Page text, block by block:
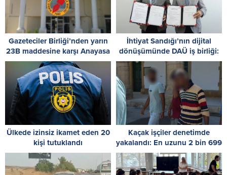
Gazeteciler Birliği’nden yarın
23B maddesine karşı Anayasa
Mahkemesi önünde
dayanışma çağrısı
İhtiyat Sandığı’nın dijital
dönüşümünde DAÜ iş birliği:
Protokol imzalandı
Ülkede izinsiz ikamet eden 20
kişi tutuklandı
Kaçak işçiler denetimde
yakalandı: En uzunu 2 bin 699
gündür izinsiz